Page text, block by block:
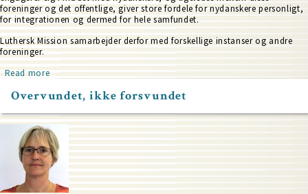
foreninger og det offentlige, giver store fordele for nydanskere personligt,
for integrationen og dermed for hele samfundet.
Luthersk Mission samarbejder derfor med forskellige instanser og andre
foreninger.
Read moreabout
Overvundet, ikke forsvundet